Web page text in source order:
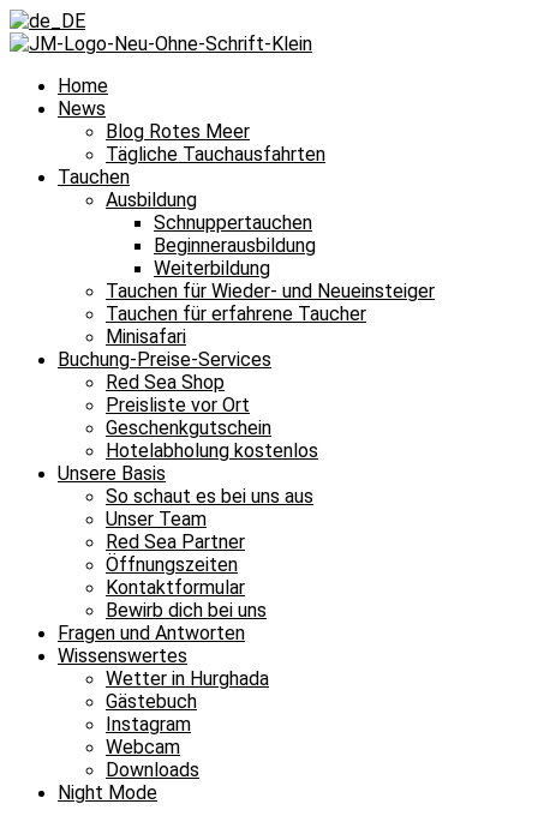
Home
News
Blog Rotes Meer
Tägliche Tauchausfahrten
Tauchen
Ausbildung
Schnuppertauchen
Beginnerausbildung
Weiterbildung
Tauchen für Wieder- und Neueinsteiger
Tauchen für erfahrene Taucher
Minisafari
Buchung-Preise-Services
Red Sea Shop
Preisliste vor Ort
Geschenkgutschein
Hotelabholung kostenlos
Unsere Basis
So schaut es bei uns aus
Unser Team
Red Sea Partner
Öffnungszeiten
Kontaktformular
Bewirb dich bei uns
Fragen und Antworten
Wissenswertes
Wetter in Hurghada
Gästebuch
Instagram
Webcam
Downloads
Night Mode